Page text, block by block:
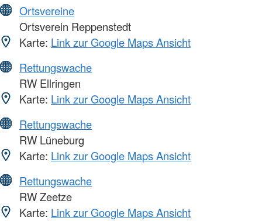
Ortsvereine
Ortsverein Reppenstedt
Karte: Link zur Google Maps Ansicht
Rettungswache
RW Ellringen
Karte: Link zur Google Maps Ansicht
Rettungswache
RW Lüneburg
Karte: Link zur Google Maps Ansicht
Rettungswache
RW Zeetze
Karte: Link zur Google Maps Ansicht